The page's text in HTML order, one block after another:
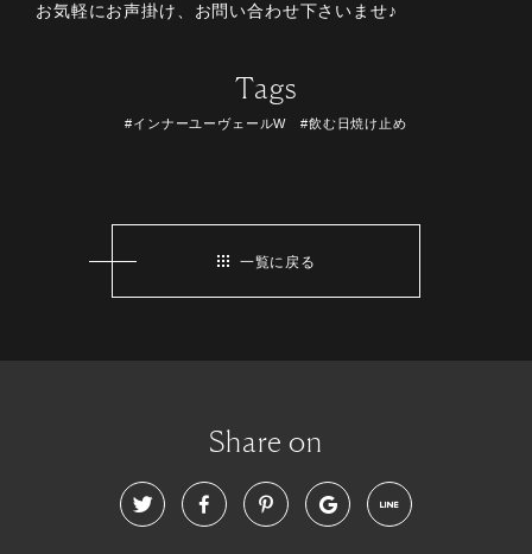
お気軽にお声掛け、お問い合わせ下さいませ♪
Tags
#インナーユーヴェールW #飲む日焼け止め
一覧に戻る
Share on